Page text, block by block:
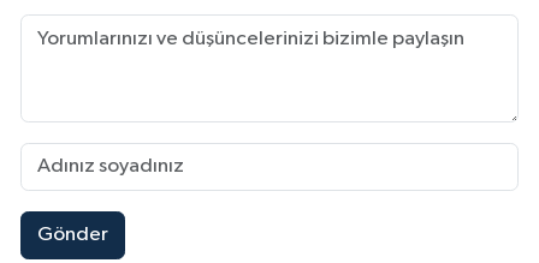
Gönder